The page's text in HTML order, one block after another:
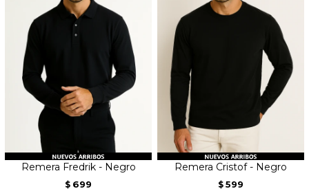
Remera Fredrik - Negro
$ 699
Remera Cristof - Negro
$ 599